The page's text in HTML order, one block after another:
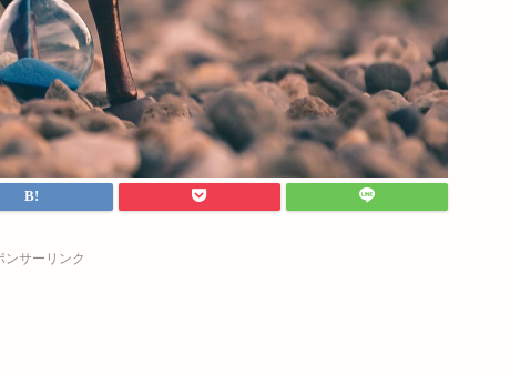
ンサーリンク